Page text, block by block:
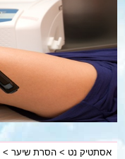
בודי טייט
הגדלת חזה
הצרת היקפים
המסת שומן
אסתטיק נט >הסרת שיער >